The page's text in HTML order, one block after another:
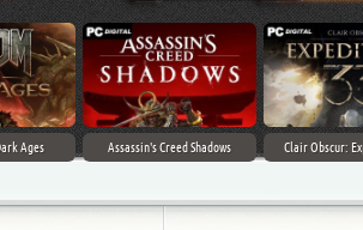
Ages Assassin's Creed Shadows Clair Obscur: